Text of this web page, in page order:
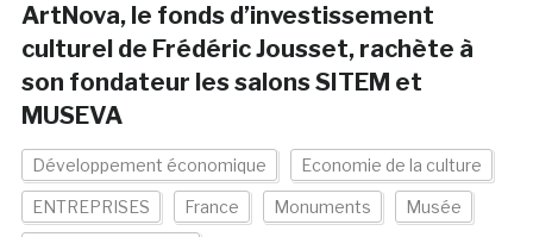
ArtNova, le fonds d’investissement
culturel de Frédéric Jousset, rachète à
son fondateur les salons SITEM et
MUSEVA
Développement économique Economie de la culture
ENTREPRISES France Monuments Musée